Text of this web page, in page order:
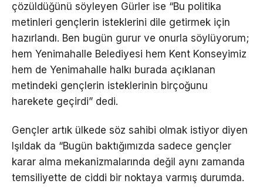
çözüldüğünü söyleyen Gürler ise “Bu politika
metinleri gençlerin isteklerini dile getirmek için
hazırlandı. Ben bugün gurur ve onurla söylüyorum;
hem Yenimahalle Belediyesi hem Kent Konseyimiz
hem de Yenimahalle halkı burada açıklanan
metindeki gençlerin isteklerinin birçoğunu
harekete geçirdi” dedi.
Gençler artık ülkede söz sahibi olmak istiyor diyen
Işıldak da “Bugün baktığımızda sadece gençler
karar alma mekanizmalarında değil aynı zamanda
temsiliyette de ciddi bir noktaya varmış durumda.